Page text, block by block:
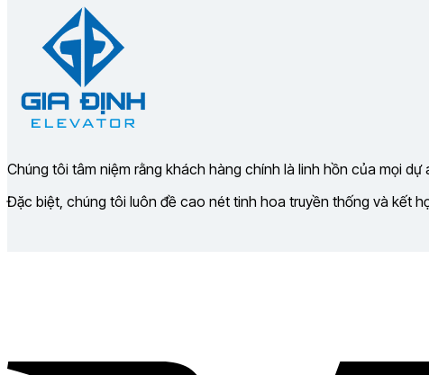
Chúng tôi tâm niệm rằng khách hàng chính là linh hồn của mọi
Đặc biệt, chúng tôi luôn đề cao nét tinh hoa truyền thống và kết